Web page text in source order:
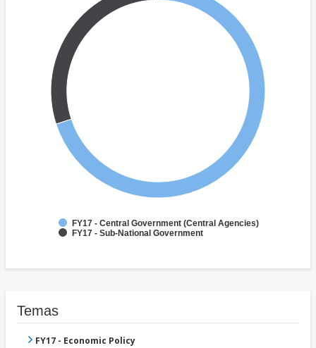
FY17 - Central Government (Central Agencies)
FY17 - Sub-National Government
Temas
FY17 - Economic Policy